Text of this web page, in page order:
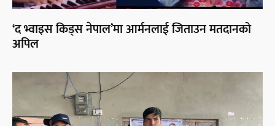
‘द भ्वाइस किड्स नेपाल’मा आर्मनलाई जिताउन मतदानको
अपिल